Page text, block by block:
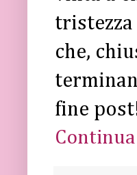
che,
fine
Continua